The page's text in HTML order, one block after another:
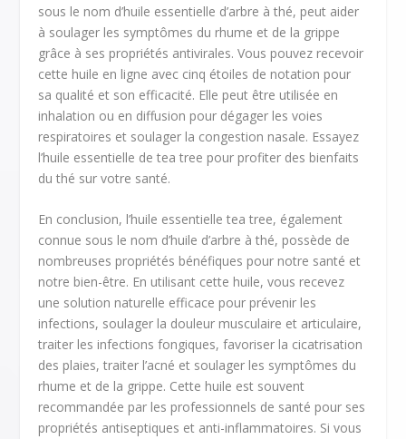
sous le nom d’huile essentielle d’arbre à thé, peut aider
à soulager les symptômes du rhume et de la grippe
grâce à ses propriétés antivirales. Vous pouvez recevoir
cette huile en ligne avec cinq étoiles de notation pour
sa qualité et son efficacité. Elle peut être utilisée en
inhalation ou en diffusion pour dégager les voies
respiratoires et soulager la congestion nasale. Essayez
l’huile essentielle de tea tree pour profiter des bienfaits
du thé sur votre santé.
En conclusion, l’huile essentielle tea tree, également
connue sous le nom d’huile d’arbre à thé, possède de
nombreuses propriétés bénéfiques pour notre santé et
notre bien-être. En utilisant cette huile, vous recevez
une solution naturelle efficace pour prévenir les
infections, soulager la douleur musculaire et articulaire,
traiter les infections fongiques, favoriser la cicatrisation
des plaies, traiter l’acné et soulager les symptômes du
rhume et de la grippe. Cette huile est souvent
recommandée par les professionnels de santé pour ses
propriétés antiseptiques et anti-inflammatoires. Si vous